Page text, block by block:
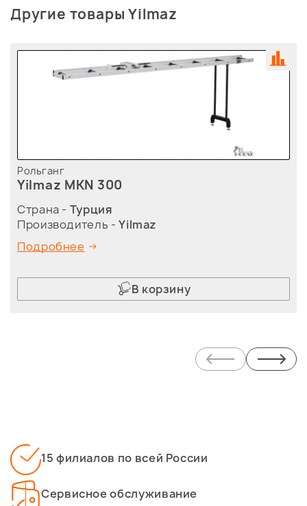
Другие товары Yilmaz
Рольганг
Yilmaz MKN 300
Страна - Турция
Производитель -Yilmaz
Подробнее
В корзину
15 филиалов по всей России
Сервисное обслуживание